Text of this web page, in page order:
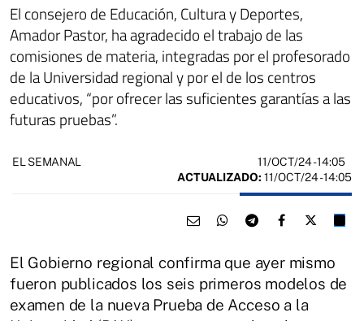
El consejero de Educación, Cultura y Deportes,
Amador Pastor, ha agradecido el trabajo de las
comisiones de materia, integradas por el profesorado
de la Universidad regional y por el de los centros
educativos, “por ofrecer las suficientes garantías a las
futuras pruebas”.
EL SEMANAL 11/OCT/24- 14:05
ACTUALIZADO: 11/OCT/24 - 14:05
El Gobierno regional confirma que ayer mismo
fueron publicados los seis primeros modelos de
examen de la nueva Prueba de Acceso a la